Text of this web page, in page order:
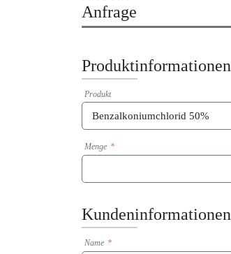
Anfrage
Produktinformationen
Produkt
Menge
Kundeninformationen
Name